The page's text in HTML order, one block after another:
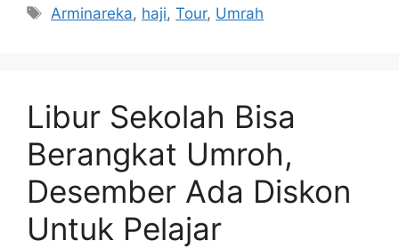
Tag
Arminareka, haji,Tour, Umrah
Libur Sekolah Bisa
Berangkat Umroh,
Desember Ada Diskon
Untuk Pelajar